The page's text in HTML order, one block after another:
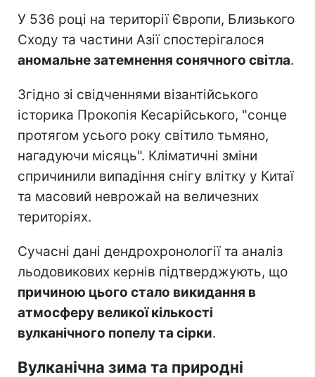
У 536 році на території Європи, Близького
Сходу та частини Азії спостерігалося
аномальне затемнення сонячного світла.
Згідно зі свідченнями візантійського
історика Прокопія Кесарійського, "сонце
протягом усього року світило тьмяно,
нагадуючи місяць". Кліматичні зміни
спричинили випадіння снігу влітку у Китаї
та масовий неврожай на величезних
територіях.
Сучасні дані дендрохронології та аналіз
льодовикових кернів підтверджують, що
причиною цього стало викидання в
атмосферу великої кількості
вулканічного попелу та сірки.
Вулканічна зима та природні